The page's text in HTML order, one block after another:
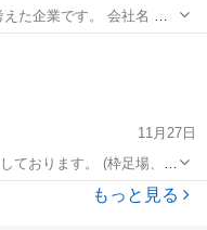
です。 会社名 吉
昇給・昇格あり 仕事内...
11月27日
ております。 (枠足場、ク
身の方には独身寮も完備
績によりボーナス支給。
もっと見る